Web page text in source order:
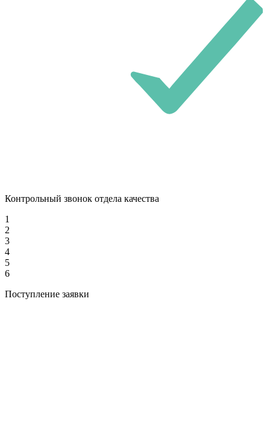
Контрольный звонок отдела качества
1
2
3
4
5
6
Поступление заявки